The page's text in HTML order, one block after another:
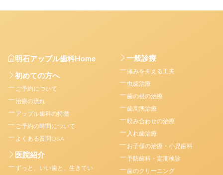
明石アップル歯科Home
初めての方へ
ご予約について
治療の流れ
アップル歯科の特徴
ご予約の時間について
よくある質問Q&A
医院紹介
ずっと、いい歯と、生きてい
一般診療
痛みを抑える工夫
虫歯治療
歯の根の治療
歯周病治療
咬み合わせの治療
入れ歯治療
お子様の治療・小児歯科
予防歯科・定期検診
歯のクリーニング